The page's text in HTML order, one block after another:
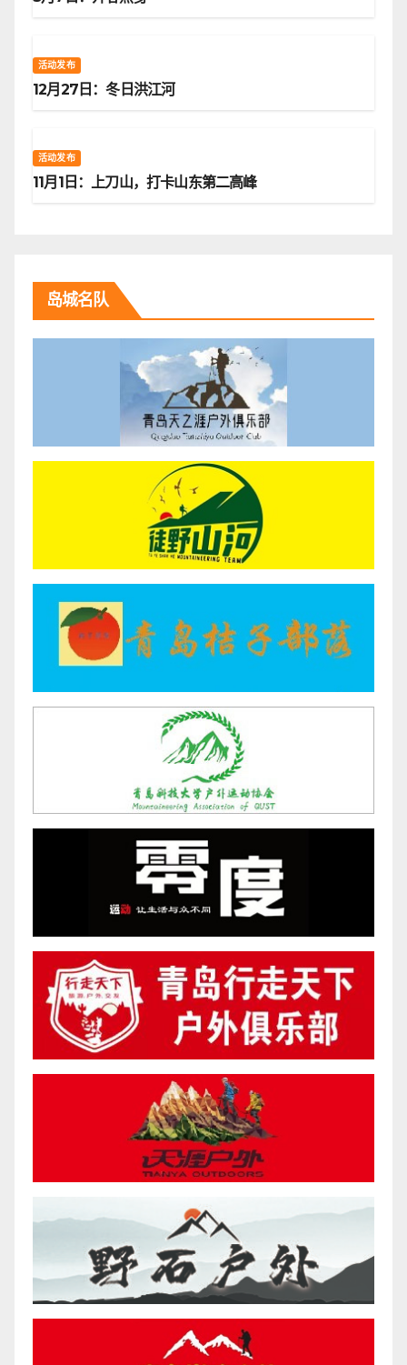
活动发布
12月27日：冬日洪江河
活动发布
11月1日：上刀山，打卡山东第二高峰
岛城名队